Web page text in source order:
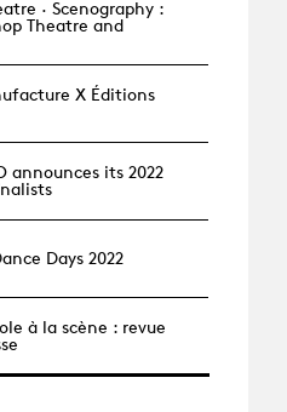
· Scenography :
Theatre and
X Éditions
announces its 2022
Days 2022
à la scène : revue